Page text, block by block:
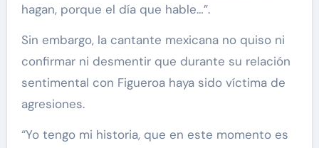
hagan, porque el día que hable…”.
Sin embargo, la cantante mexicana no quiso ni
confirmar ni desmentir que durante su relación
sentimental con Figueroa haya sido víctima de
agresiones.
“Yo tengo mi historia, que en este momento es